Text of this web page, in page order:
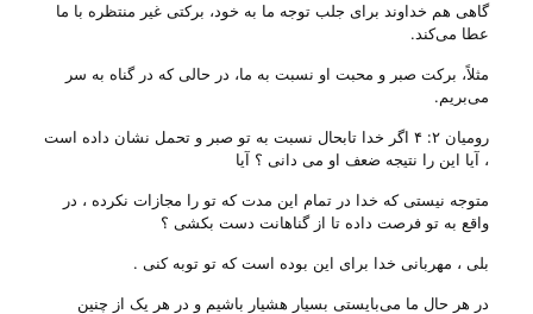
گاهی هم خداوند برای جلب توجه ما به خود، برکتی غیر منتظره با ما
عطا می‌‌کند.
مثلاً، برکت صبر و محبت او نسبت به ما، در حالی که در گناه به سر
می‌‌بریم.
رومیان ۲: ۴ اگر خدا تابحال نسبت به تو صبر و تحمل نشان داده است
، آیا این را نتیجه ضعف او می دانی ؟ آیا
متوجه نیستی که خدا در تمام این مدت که تو را مجازات نکرده ، در
واقع به تو فرصت داده تا از گناهانت دست بکشی ؟
بلی ، مهربانی خدا برای این بوده است که تو توبه کنی .
در هر حال ما می‌‌بایستی بسیار هشیار باشیم و در هر یک از چنین